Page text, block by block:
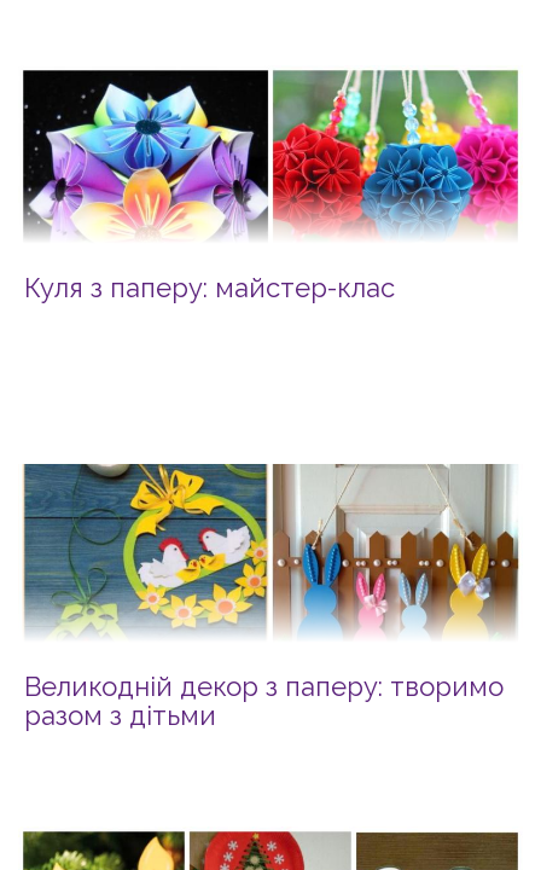
Куля з паперу: майстер-клас
Великодній декор з паперу: творимо
разом з дітьми